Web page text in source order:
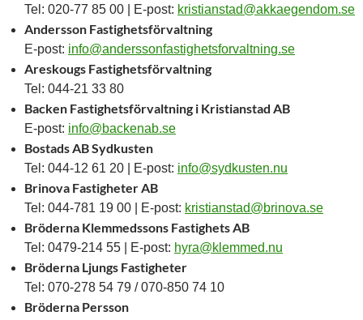
Tel: 020-77 85 00 | E-post: kristianstad@akkaegendom.se
Andersson Fastighetsförvaltning
E-post: info@anderssonfastighetsforvaltning.se
Areskougs Fastighetsförvaltning
Tel: 044-21 33 80
Backen Fastighetsförvaltning i Kristianstad AB
E-post: info@backenab.se
Bostads AB Sydkusten
Tel: 044-12 61 20 | E-post: info@sydkusten.nu
Brinova Fastigheter AB
Tel: 044-781 19 00 | E-post: kristianstad@brinova.se
Bröderna Klemmedssons Fastighets AB
Tel: 0479-214 55 | E-post: hyra@klemmed.nu
Bröderna Ljungs Fastigheter
Tel: 070-278 54 79 / 070-850 74 10
Bröderna Persson